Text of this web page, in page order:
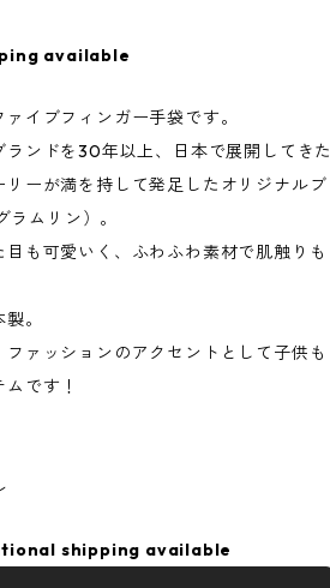
available
イブフィンガー手袋です。
ランドを30年以上、日本で展開してきた
ーが満を持して発足したオリジナルブ
ラムリン）。
も可愛いく、ふわふわ素材で肌触りも
。
ァッションのアクセントとして子供も
です！
shipping available